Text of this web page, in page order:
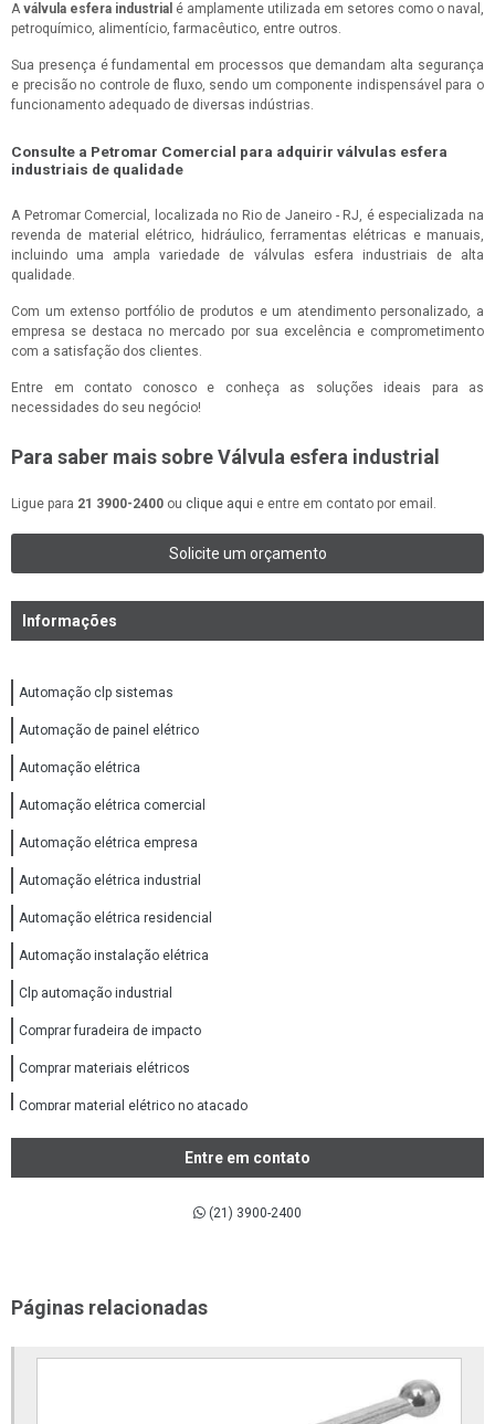
A válvula esfera industrial é amplamente utilizada em setores como o naval,
petroquímico, alimentício, farmacêutico, entre outros.
Sua presença é fundamental em processos que demandam alta segurança
e precisão no controle de fluxo, sendo um componente indispensável para o
funcionamento adequado de diversas indústrias.
Consulte a Petromar Comercial para adquirir válvulas esfera
industriais de qualidade
A Petromar Comercial, localizada no Rio de Janeiro - RJ, é especializada na
revenda de material elétrico, hidráulico, ferramentas elétricas e manuais,
incluindo uma ampla variedade de válvulas esfera industriais de alta
qualidade.
Com um extenso portfólio de produtos e um atendimento personalizado, a
empresa se destaca no mercado por sua excelência e comprometimento
com a satisfação dos clientes.
Entre em contato conosco e conheça as soluções ideais para as
necessidades do seu negócio!
Para saber mais sobre Válvula esfera industrial
Ligue para 21 3900-2400 ou clique aqui e entre em contato por email.
Solicite um orçamento
Informações
Automação clp sistemas
Automação de painel elétrico
Automação elétrica
Automação elétrica comercial
Automação elétrica empresa
Automação elétrica industrial
Automação elétrica residencial
Automação instalação elétrica
Clp automação industrial
Comprar furadeira de impacto
Comprar materiais elétricos
Comprar material elétrico no atacado
Comprar tubos e conexões ppr
Entre em contato
(21) 3900-2400
Páginas relacionadas